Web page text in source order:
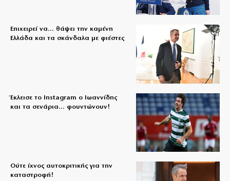
Επιχειρεί να… θάψει την καμένη
Ελλάδα και τα σκάνδαλα με φιέστες
Έκλεισε το Instagram ο Ιωαννίδης
και τα σενάρια… φουντώνουν!
Ούτε ίχνος αυτοκριτικής για την
καταστροφή!